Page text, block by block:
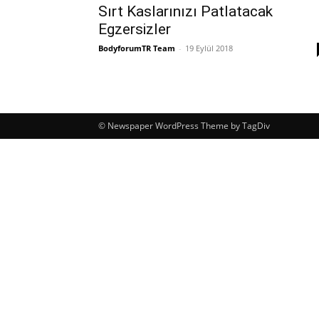
Sırt Kaslarınızı Patlatacak
Egzersizler
BodyforumTR Team - 19 Eylül 2018
© Newspaper WordPress Theme by TagDiv